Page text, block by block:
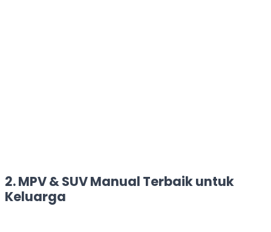
2. MPV & SUV Manual Terbaik untuk
Keluarga